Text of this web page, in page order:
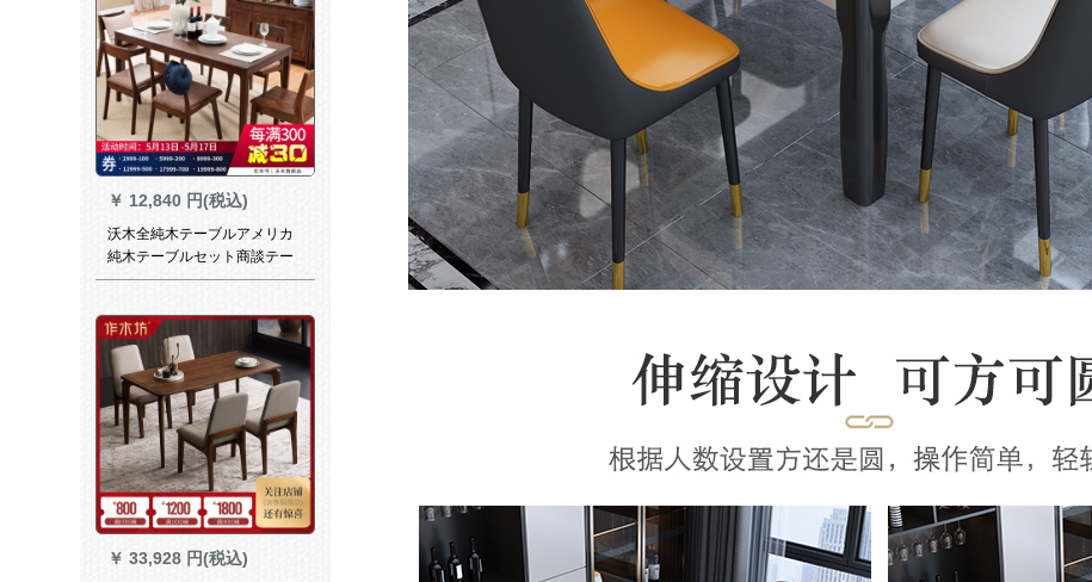
￥ 12,840 円(税込)
沃木全純木テーブルアメリカ
純木テーブルセット商談テー
ブルmondon民生シンプロ新
￥ 33,928 円(税込)